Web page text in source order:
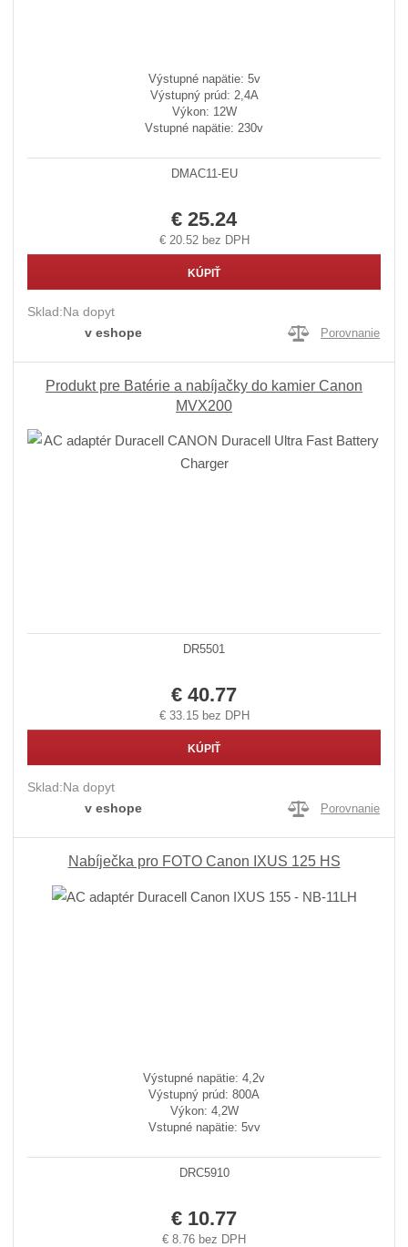
Výstupné napätie: 5v
Výstupný prúd: 2,4A
Výkon: 12W
Vstupné napätie: 230v
DMAC11-EU
€ 25.24
€ 20.52 bez DPH
KÚPIŤ
Sklad:Na dopyt
v eshope
Porovnanie
Produkt pre Batérie a nabíjačky do kamier Canon
MVX200
DR5501
€ 40.77
€ 33.15 bez DPH
KÚPIŤ
Sklad:Na dopyt
v eshope
Porovnanie
Nabíječka pro FOTO Canon IXUS 125 HS
Výstupné napätie: 4,2v
Výstupný prúd: 800A
Výkon: 4,2W
Vstupné napätie: 5vv
DRC5910
€ 10.77
€ 8.76 bez DPH